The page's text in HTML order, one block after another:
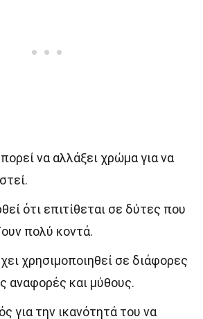
να αλλάξει χρώμα για να
ότι επιτίθεται σε δύτες που
πολύ κοντά.
χρησιμοποιηθεί σε διάφορες
αναφορές και μύθους.
για την ικανότητά του να